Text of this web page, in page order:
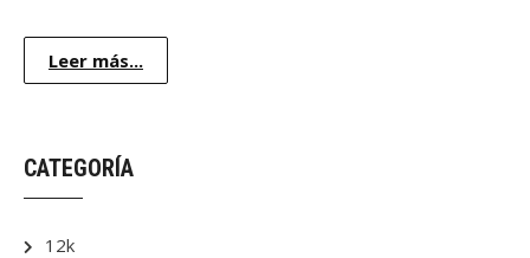
Leer más...
CATEGORÍA
12k